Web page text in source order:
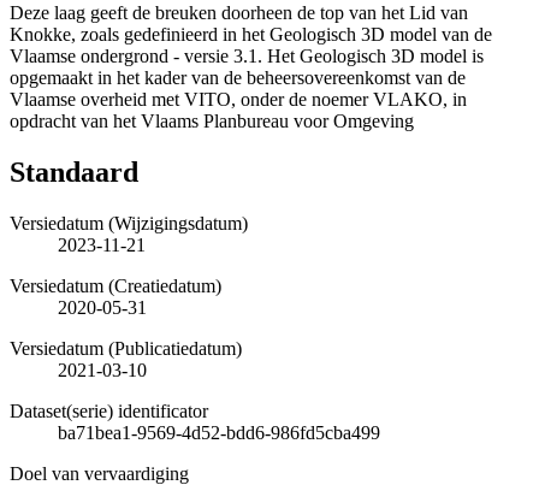
Deze laag geeft de breuken doorheen de top van het Lid van
Knokke, zoals gedefinieerd in het Geologisch 3D model van de
Vlaamse ondergrond - versie 3.1. Het Geologisch 3D model is
opgemaakt in het kader van de beheersovereenkomst van de
Vlaamse overheid met VITO, onder de noemer VLAKO, in
opdracht van het Vlaams Planbureau voor Omgeving
Standaard
Versiedatum (Wijzigingsdatum)
2023-11-21
Versiedatum (Creatiedatum)
2020-05-31
Versiedatum (Publicatiedatum)
2021-03-10
Dataset(serie) identificator
ba71bea1-9569-4d52-bdd6-986fd5cba499
Doel van vervaardiging